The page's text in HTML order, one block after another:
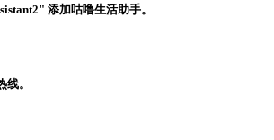
" 添加咕噜生活助手。
。